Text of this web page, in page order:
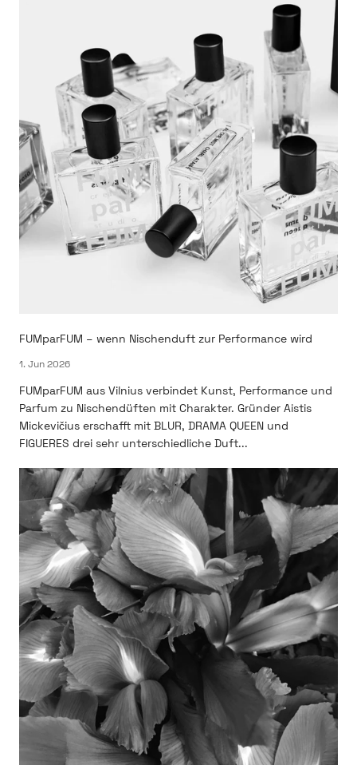
FUMparFUM – wenn Nischenduft zur Performance wird
1. Jun 2026
FUMparFUM aus Vilnius verbindet Kunst, Performance und
Parfum zu Nischendüften mit Charakter. Gründer Aistis
Mickevičius erschafft mit BLUR, DRAMA QUEEN und
FIGUERES drei sehr unterschiedliche Duft...